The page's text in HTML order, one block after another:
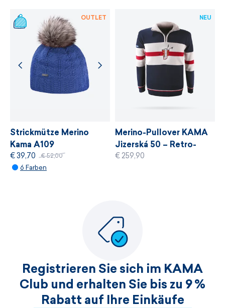
Strickmütze Merino
Kama A109
€ 39,70 € 52,00
6 Farben
OUTLET
Merino-Pullover KAMA
Jizerská 50 – Retro-
Kollektion
€ 259,90
NEU
Registrieren Sie sich im KAMA
Club und erhalten Sie bis zu 9 %
Rabatt auf Ihre Einkäufe